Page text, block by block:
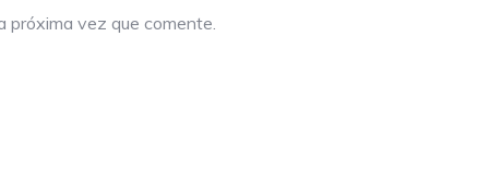
próxima vez que comente.